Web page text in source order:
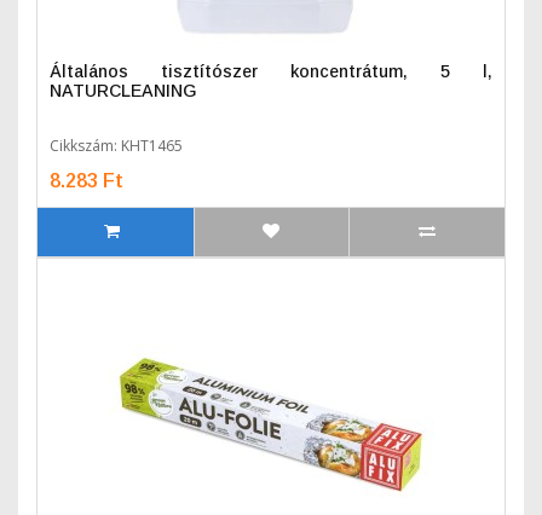
Általános tisztítószer koncentrátum, 5 l,
NATURCLEANING
Cikkszám: KHT1465
8.283 Ft